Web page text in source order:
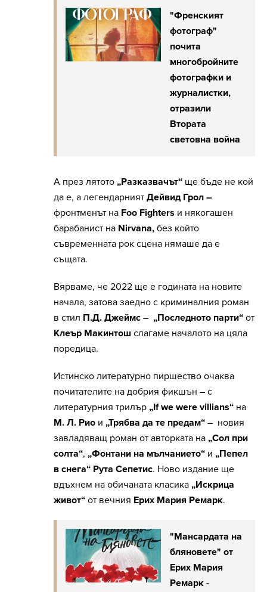
"Френският
фотограф"
почита
многобройните
фотографки и
журналистки,
отразили
Втората
световна война
А през лятото „Разказвачът“ ще бъде не кой
да е, а легендарният Дейвид Грол –
фронтменът на Foo Fighters и някогашен
барабанист на Nirvana, без който
съвременната рок сцена нямаше да е
същата.
Вярваме, че 2022 ще е годината на новите
начала, затова заедно с криминалния роман
в стил П.Д. Джеймс – „Последното парти“ от
Клеър Макинтош слагаме началото на цяла
поредица.
Истинско литературно пиршество очаква
почитателите на добрия фикшън – с
литературния трилър „If we were villians“ на
М. Л. Рио и „Трябва да те предам“ – новия
завладяващ роман от авторката на „Сол при
солта“, „Фонтани на мълчанието“ и „Пепел
в снега“ Рута Сепетис. Ново издание ще
вдъхнем на обичаната класика „Искрица
живот“ от вечния Ерих Мария Ремарк.
"Мансардата на
бляновете" от
Ерих Мария
Ремарк -